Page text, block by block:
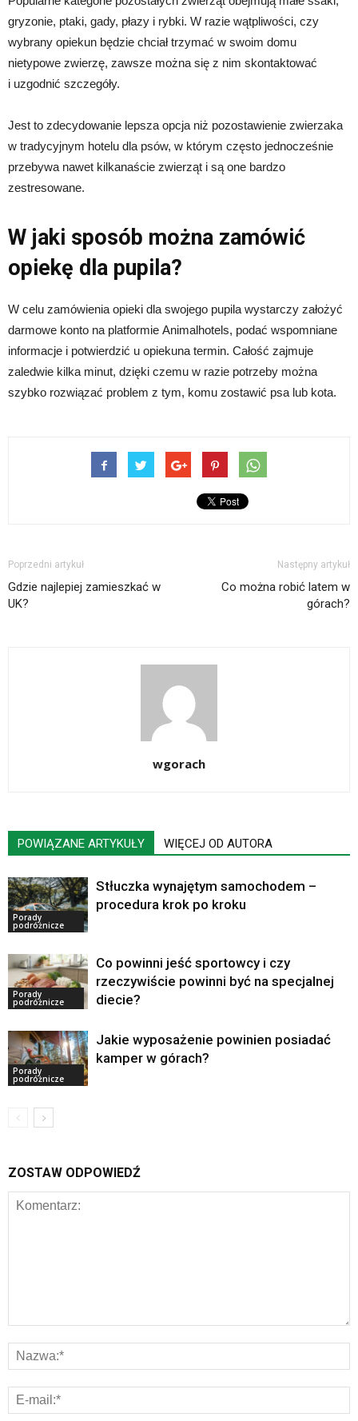
gryzonie, ptaki, gady, płazy i rybki. W razie wątpliwości, czy
wybrany opiekun będzie chciał trzymać w swoim domu
nietypowe zwierzę, zawsze można się z nim skontaktować
i uzgodnić szczegóły.
Jest to zdecydowanie lepsza opcja niż pozostawienie zwierzaka
w tradycyjnym hotelu dla psów, w którym często jednocześnie
przebywa nawet kilkanaście zwierząt i są one bardzo
zestresowane.
W jaki sposób można zamówić
opiekę dla pupila?
W celu zamówienia opieki dla swojego pupila wystarczy założyć
darmowe konto na platformie Animalhotels, podać wspomniane
informacje i potwierdzić u opiekuna termin. Całość zajmuje
zaledwie kilka minut, dzięki czemu w razie potrzeby można
szybko rozwiązać problem z tym, komu zostawić psa lub kota.
Poprzedni artykuł
Gdzie najlepiej zamieszkać w
UK?
Następny artykuł
Co można robić latem w
górach?
wgorach
POWIĄZANE ARTYKUŁY WIĘCEJ OD AUTORA
Porady
podróżnicze
Stłuczka wynajętym samochodem –
procedura krok po kroku
Porady
podróżnicze
Co powinni jeść sportowcy i czy
rzeczywiście powinni być na specjalnej
diecie?
Porady
podróżnicze
Jakie wyposażenie powinien posiadać
kamper w górach?
ZOSTAW ODPOWIEDŹ